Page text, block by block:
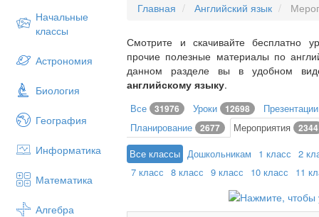
Начальные
классы
Астрономия
Биология
География
Информатика
Математика
Алгебра
Главная Английский язык
Смотрите и скачивайте бесплатно
прочие полезные материалы по
данном разделе вы в удобном
английскому языку.
Все 31976 Уроки 12698
Планирование 2677 Мероприятия 2344
Все классы Дошкольникам 1 класс 2
7 класс 8 класс 9 класс 10 класс 11